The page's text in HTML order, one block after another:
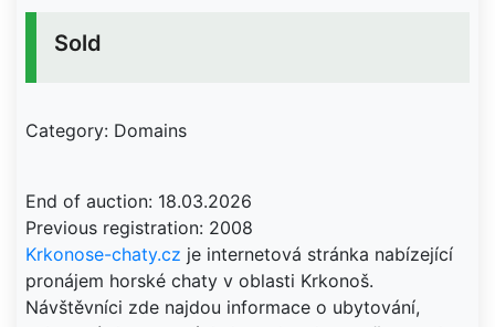
Sold
Category: Domains
End of auction: 18.03.2026
Krkonose-chaty.cz je internetová stránka nabízející
pronájem horské chaty v oblasti Krkonoš.
Návštěvníci zde najdou informace o ubytování,